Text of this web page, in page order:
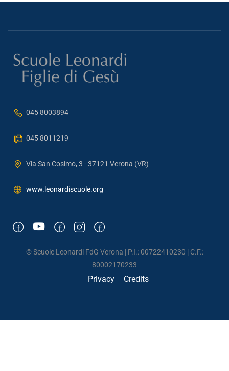
045 8003894
045 8011219
Via San Cosimo, 3 - 37121 Verona (VR)
www.leonardiscuole.org
© Scuole Leonardi FdG Verona | P.I.: 00722410230 | C.F.:
80002170233
Privacy Credits